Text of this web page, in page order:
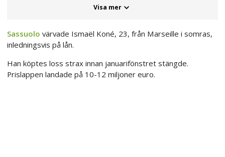
Visa mer
Sassuolo värvade Ismaël Koné, 23, från Marseille i somras,
inledningsvis på lån.
Han köptes loss strax innan januarifönstret stängde.
Prislappen landade på 10-12 miljoner euro.